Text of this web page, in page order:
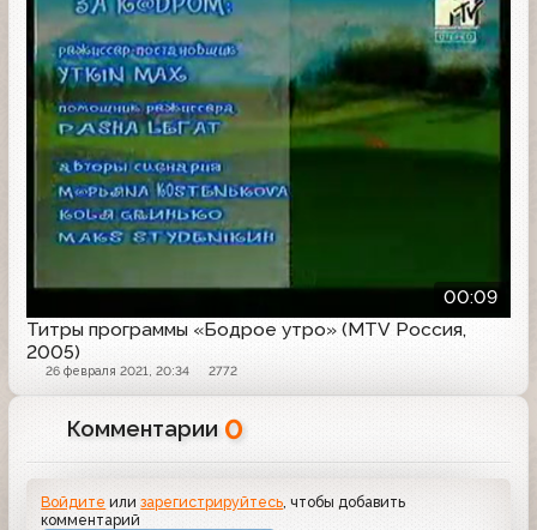
00:09
Титры программы «Бодрое утро» (MTV Россия,
2005)
26 февраля 2021, 20:34 2772
Комментарии 0
Войдите илизарегистрируйтесь , чтобы добавить
комментарий